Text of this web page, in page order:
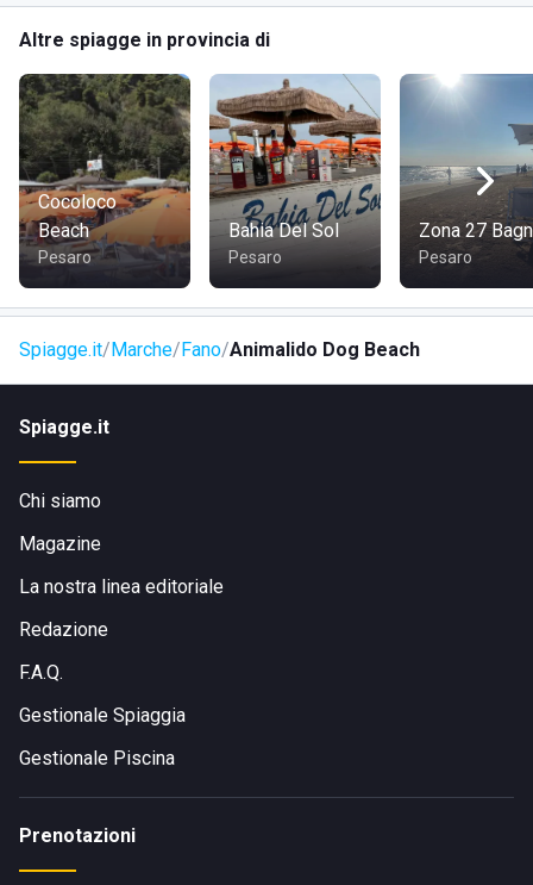
Lo stabilimento è facilmente raggiungibile tramite il
lungomare e si trova vicino al centro abitato di Fano. È
accessibile a piedi, in bicicletta, in auto e con i mezzi
pubblici. Per ulteriori dettagli su come raggiungerci, visita il
nostro sito.
Altre spiagge in provincia di
Cocoloco
Beach
Pesaro
Bahia Del Sol
Pesaro
Zona 27
Pesaro
Spiagge.it Marche Fano Animalido Dog Beach
Spiagge.it
Chi siamo
Magazine
La nostra linea editoriale
Redazione
F.A.Q.
Gestionale Spiaggia
Gestionale Piscina
Prenotazioni